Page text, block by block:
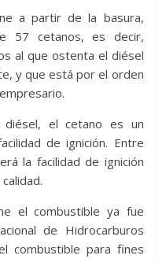
a partir de la basura,
57 cetanos, es decir,
al que ostenta el diésel
y que está por el orden
el cetano es un
de ignición. Entre
la facilidad de ignición
el combustible ya fue
de Hidrocarburos
combustible para fines